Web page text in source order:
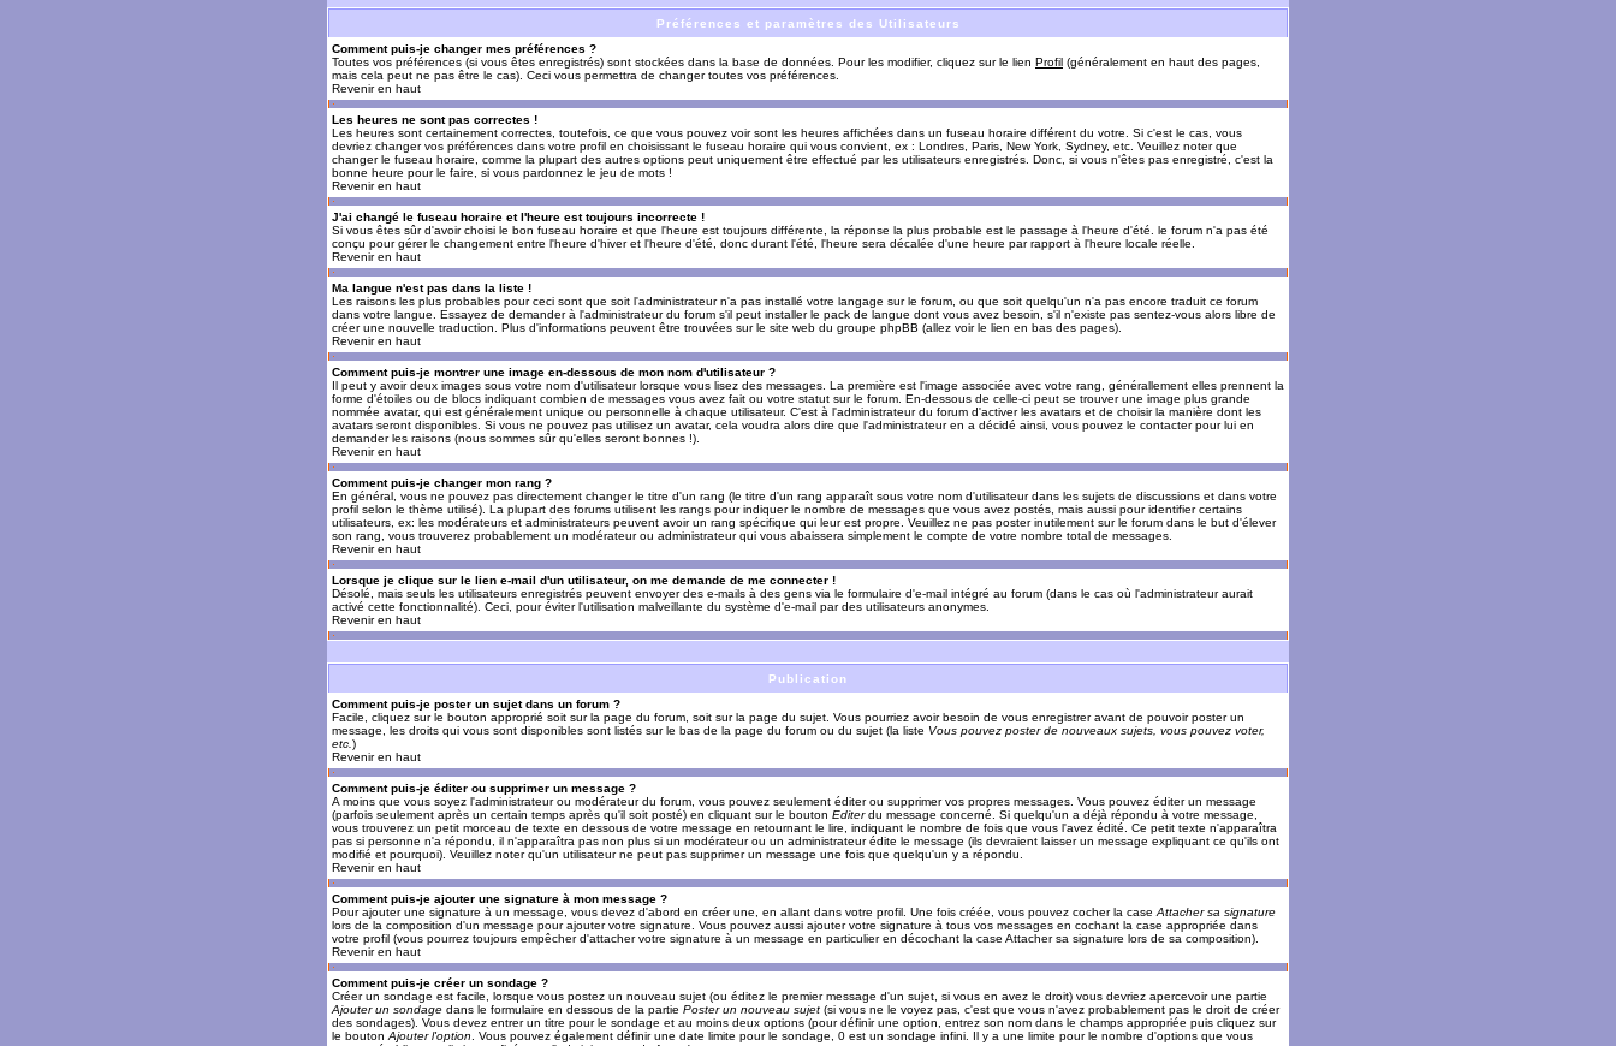
Préférences et paramètres des Utilisateurs
Comment puis-je changer mes préférences ?
Toutes vos préférences (si vous êtes enregistrés) sont stockées dans la base de données. Pour les modifier, cliquez sur le lien Profil (généralement en haut des pages,
mais cela peut ne pas être le cas). Ceci vous permettra de changer toutes vos préférences.
Revenir en haut
Les heures ne sont pas correctes !
Les heures sont certainement correctes, toutefois, ce que vous pouvez voir sont les heures affichées dans un fuseau horaire différent du votre. Si c'est le cas, vous
devriez changer vos préférences dans votre profil en choisissant le fuseau horaire qui vous convient, ex : Londres, Paris, New York, Sydney, etc. Veuillez noter que
changer le fuseau horaire, comme la plupart des autres options peut uniquement être effectué par les utilisateurs enregistrés. Donc, si vous n'êtes pas enregistré, c'est la
bonne heure pour le faire, si vous pardonnez le jeu de mots !
Revenir en haut
J'ai changé le fuseau horaire et l'heure est toujours incorrecte !
Si vous êtes sûr d'avoir choisi le bon fuseau horaire et que l'heure est toujours différente, la réponse la plus probable est le passage à l'heure d'été. le forum n'a pas été
conçu pour gérer le changement entre l'heure d'hiver et l'heure d'été, donc durant l'été, l'heure sera décalée d'une heure par rapport à l'heure locale réelle.
Revenir en haut
Ma langue n'est pas dans la liste !
Les raisons les plus probables pour ceci sont que soit l'administrateur n'a pas installé votre langage sur le forum, ou que soit quelqu'un n'a pas encore traduit ce forum
dans votre langue. Essayez de demander à l'administrateur du forum s'il peut installer le pack de langue dont vous avez besoin, s'il n'existe pas sentez-vous alors libre de
créer une nouvelle traduction. Plus d'informations peuvent être trouvées sur le site web du groupe phpBB (allez voir le lien en bas des pages).
Revenir en haut
Comment puis-je montrer une image en-dessous de mon nom d'utilisateur ?
Il peut y avoir deux images sous votre nom d'utilisateur lorsque vous lisez des messages. La première est l'image associée avec votre rang, générallement elles prennent la
forme d'étoiles ou de blocs indiquant combien de messages vous avez fait ou votre statut sur le forum. En-dessous de celle-ci peut se trouver une image plus grande
nommée avatar, qui est généralement unique ou personnelle à chaque utilisateur. C'est à l'administrateur du forum d'activer les avatars et de choisir la manière dont les
avatars seront disponibles. Si vous ne pouvez pas utilisez un avatar, cela voudra alors dire que l'administrateur en a décidé ainsi, vous pouvez le contacter pour lui en
demander les raisons (nous sommes sûr qu'elles seront bonnes !).
Revenir en haut
Comment puis-je changer mon rang ?
En général, vous ne pouvez pas directement changer le titre d'un rang (le titre d'un rang apparaît sous votre nom d'utilisateur dans les sujets de discussions et dans votre
profil selon le thème utilisé). La plupart des forums utilisent les rangs pour indiquer le nombre de messages que vous avez postés, mais aussi pour identifier certains
utilisateurs, ex: les modérateurs et administrateurs peuvent avoir un rang spécifique qui leur est propre. Veuillez ne pas poster inutilement sur le forum dans le but d'élever
son rang, vous trouverez probablement un modérateur ou administrateur qui vous abaissera simplement le compte de votre nombre total de messages.
Revenir en haut
Lorsque je clique sur le lien e-mail d'un utilisateur, on me demande de me connecter !
Désolé, mais seuls les utilisateurs enregistrés peuvent envoyer des e-mails à des gens via le formulaire d'e-mail intégré au forum (dans le cas où l'administrateur aurait
activé cette fonctionnalité). Ceci, pour éviter l'utilisation malveillante du système d'e-mail par des utilisateurs anonymes.
Revenir en haut
Publication
Comment puis-je poster un sujet dans un forum ?
Facile, cliquez sur le bouton approprié soit sur la page du forum, soit sur la page du sujet. Vous pourriez avoir besoin de vous enregistrer avant de pouvoir poster un
message, les droits qui vous sont disponibles sont listés sur le bas de la page du forum ou du sujet (la liste Vous pouvez poster de nouveaux sujets, vous pouvez voter,
etc. )
Revenir en haut
Comment puis-je éditer ou supprimer un message ?
A moins que vous soyez l'administrateur ou modérateur du forum, vous pouvez seulement éditer ou supprimer vos propres messages. Vous pouvez éditer un message
(parfois seulement après un certain temps après qu'il soit posté) en cliquant sur le bouton Editerdu message concerné. Si quelqu'un a déjà répondu à votre message,
vous trouverez un petit morceau de texte en dessous de votre message en retournant le lire, indiquant le nombre de fois que vous l'avez édité. Ce petit texte n'apparaîtra
pas si personne n'a répondu, il n'apparaîtra pas non plus si un modérateur ou un administrateur édite le message (ils devraient laisser un message expliquant ce qu'ils ont
modifié et pourquoi). Veuillez noter qu'un utilisateur ne peut pas supprimer un message une fois que quelqu'un y a répondu.
Revenir en haut
Comment puis-je ajouter une signature à mon message ?
Pour ajouter une signature à un message, vous devez d'abord en créer une, en allant dans votre profil. Une fois créée, vous pouvez cocher la case Attacher sa signature
lors de la composition d'un message pour ajouter votre signature. Vous pouvez aussi ajouter votre signature à tous vos messages en cochant la case appropriée dans
votre profil (vous pourrez toujours empêcher d'attacher votre signature à un message en particulier en décochant la case Attacher sa signature lors de sa composition).
Revenir en haut
Comment puis-je créer un sondage ?
Créer un sondage est facile, lorsque vous postez un nouveau sujet (ou éditez le premier message d'un sujet, si vous en avez le droit) vous devriez apercevoir une partie
Ajouter un sondage dans le formulaire en dessous de la partie Poster un nouveau sujet (si vous ne le voyez pas, c'est que vous n'avez probablement pas le droit de créer
des sondages). Vous devez entrer un titre pour le sondage et au moins deux options (pour définir une option, entrez son nom dans le champs appropriée puis cliquez sur
le bouton Ajouter l'option . Vous pouvez également définir une date limite pour le sondage, 0 est un sondage infini. Il y a une limite pour le nombre d'options que vous